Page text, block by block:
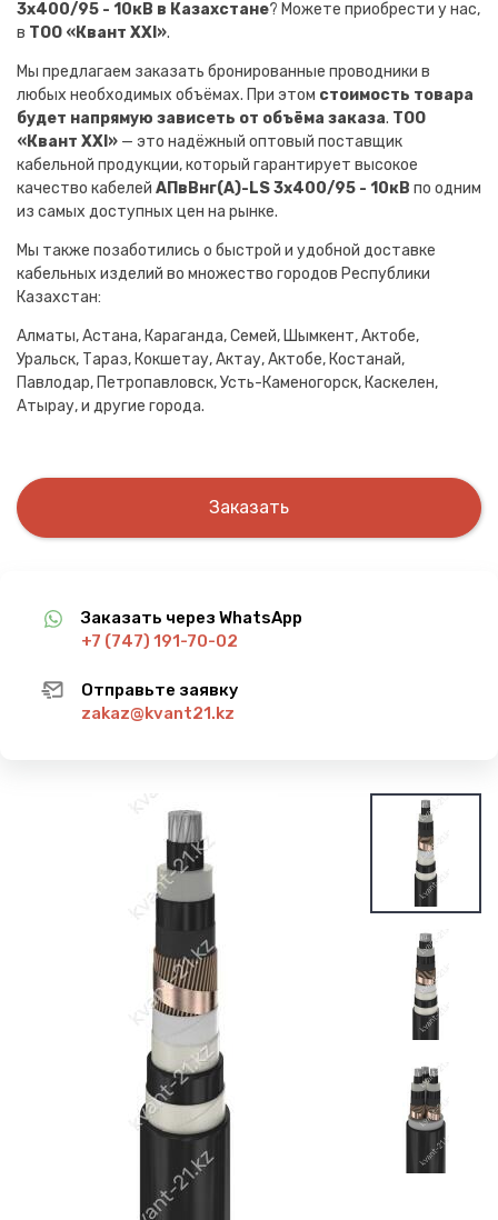
3х400/95 - 10кВ в Казахстане? Можете приобрести у нас,
в ТОО «Квант XXI».
Мы предлагаем заказать бронированные проводники в
любых необходимых объёмах. При этом стоимость товара
будет напрямую зависеть от объёма заказа. ТОО
«Квант XXI» — это надёжный оптовый поставщик
кабельной продукции, который гарантирует высокое
качество кабелей АПвВнг(A)-LS 3х400/95 - 10кВ по одним
из самых доступных цен на рынке.
Мы также позаботились о быстрой и удобной доставке
кабельных изделий во множество городов Республики
Казахстан:
Алматы, Астана, Караганда, Семей, Шымкент, Актобе,
Уральск, Тараз, Кокшетау, Актау, Актобе, Костанай,
Павлодар, Петропавловск, Усть-Каменогорск, Каскелен,
Атырау, и другие города.
Заказать
Заказать через WhatsApp
+7 (747) 191-70-02
Отправьте заявку
zakaz@kvant21.kz